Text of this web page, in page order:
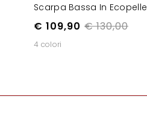
Scarpa Bassa In Ecopelle
€ 130,00
€ 109,90
4 colori